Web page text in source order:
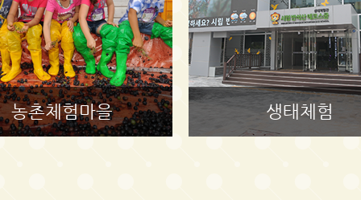
농촌체험마을 생태체험